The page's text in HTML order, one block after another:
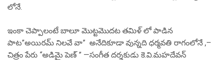
లోనే.
ఇంకా చెప్పాలంటే బాలూ మొట్టమొదట తమిళ్ లో పాడిన
పాట”అయిరమ్ నిలవే వా” అనేదికూడా వున్నది ధర్మవతి రాగంలోనే ,–
చిత్రం పేరు “అడిమై పెణ్ ” —సంగీత దర్శకుడు కె.వి.మహదేవన్